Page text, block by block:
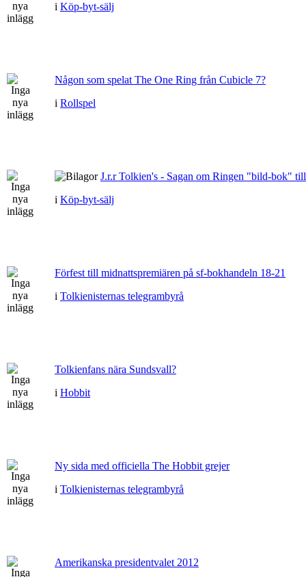
i Köp-byt-sälj
Någon som spelat The One Ring från Cubicle 7?
i Rollspel
J.r.r Tolkien's - Sagan om Ringen "bild-bok"
i Köp-byt-sälj
Förfest till midnattspremiären på sf-bokhandeln 18-21
i Tolkienisternas telegrambyrå
Tolkienfans nära Sundsvall?
i Hobbit
Ny sida med officiella The Hobbit grejer
i Tolkienisternas telegrambyrå
Amerikanska presidentvalet 2012